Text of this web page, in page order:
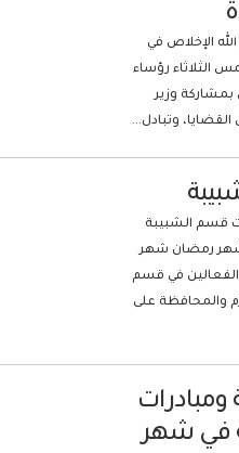
الإخلاص في
الثلاثاء رؤساء
وزير
وتبادل...
قسم الشبيبة
شهر رمضان شهر
في قسم
والمحافظة على
في شهر